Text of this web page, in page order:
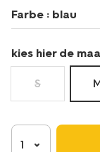
fuer-
erwachsene-
m-
14990188.html
Farbe : blau
kies hier de
S
1